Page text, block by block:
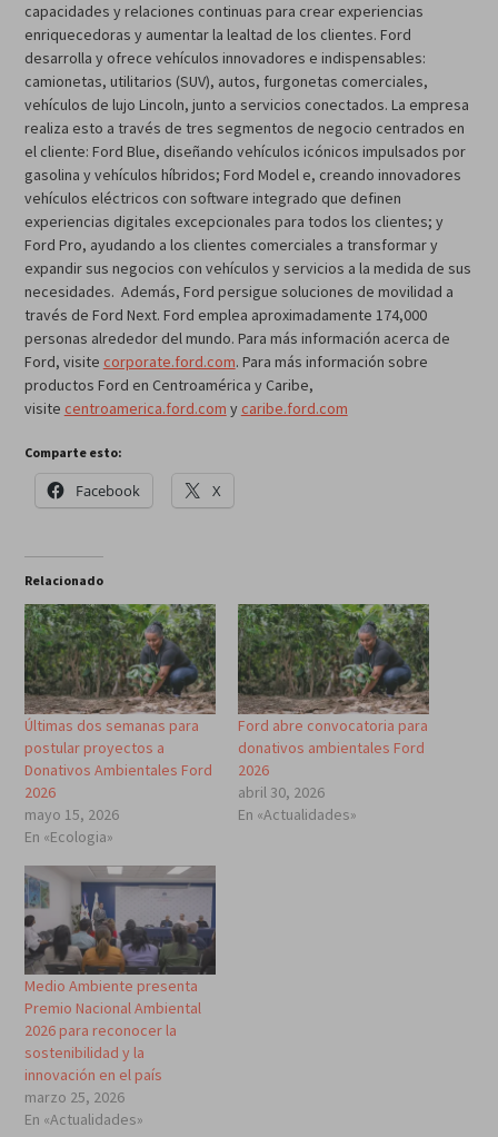
capacidades y relaciones continuas para crear experiencias
enriquecedoras y aumentar la lealtad de los clientes. Ford
desarrolla y ofrece vehículos innovadores e indispensables:
camionetas, utilitarios (SUV), autos, furgonetas comerciales,
vehículos de lujo Lincoln, junto a servicios conectados. La empresa
realiza esto a través de tres segmentos de negocio centrados en
el cliente: Ford Blue, diseñando vehículos icónicos impulsados por
gasolina y vehículos híbridos; Ford Model e, creando innovadores
vehículos eléctricos con software integrado que definen
experiencias digitales excepcionales para todos los clientes; y
Ford Pro, ayudando a los clientes comerciales a transformar y
expandir sus negocios con vehículos y servicios a la medida de sus
necesidades. Además, Ford persigue soluciones de movilidad a
través de Ford Next. Ford emplea aproximadamente 174,000
personas alrededor del mundo. Para más información acerca de
Ford, visite corporate.ford.com. Para más información sobre
productos Ford en Centroamérica y Caribe,
visite centroamerica.ford.com y caribe.ford.com
Comparte esto:
Facebook X
Relacionado
Últimas dos semanas para
postular proyectos a
Donativos Ambientales Ford
2026
mayo 15, 2026
En «Ecologia»
Ford abre convocatoria para
donativos ambientales Ford
2026
abril 30, 2026
En «Actualidades»
Medio Ambiente presenta
Premio Nacional Ambiental
2026 para reconocer la
sostenibilidad y la
innovación en el país
marzo 25, 2026
En «Actualidades»